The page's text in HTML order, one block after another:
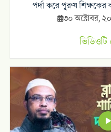
পর্দা করে পুরুষ শিক্ষকের
৩০ অক্টোবর,